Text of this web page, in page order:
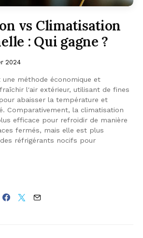
vs Climatisation
: Qui gagne ?
2024
méthode économique et
l'air extérieur, utilisant de fines
abaisser la température et
Comparativement, la climatisation
efficace pour refroidir de manière
fermés, mais elle est plus
réfrigérants nocifs pour